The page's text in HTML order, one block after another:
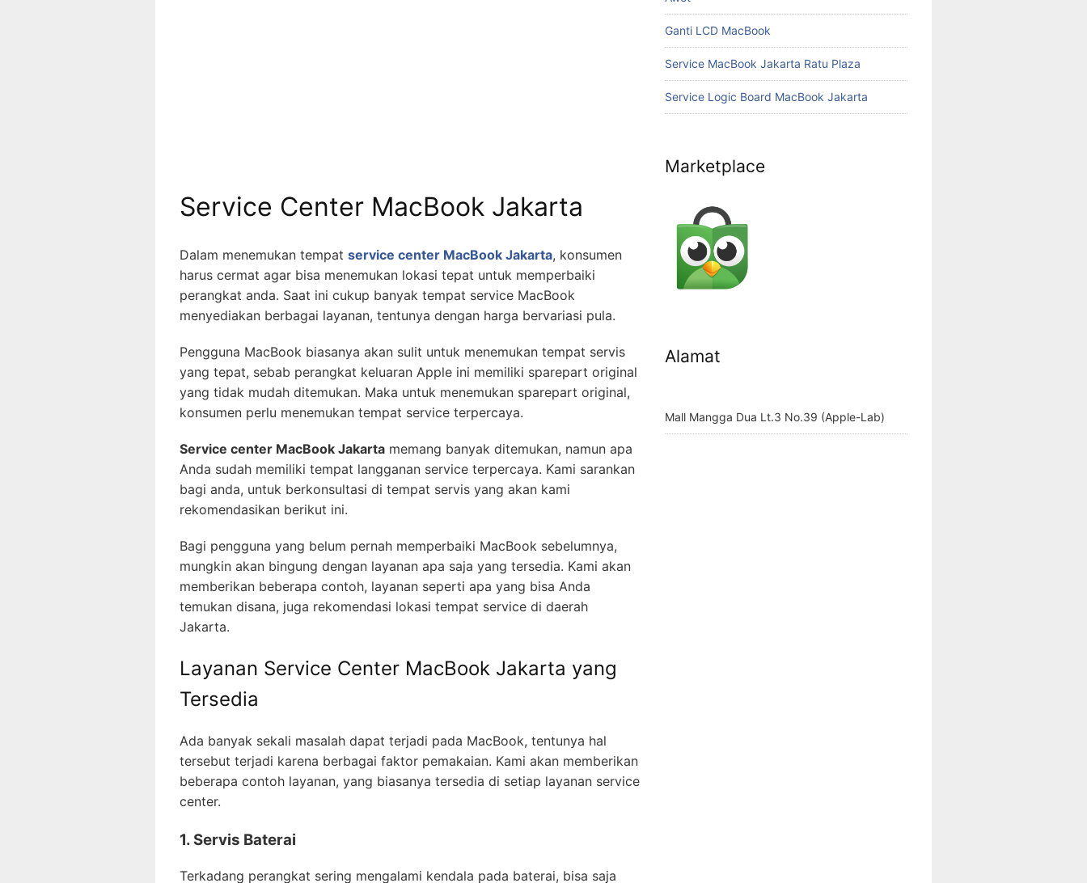
Service Center MacBook Jakarta
Dalam menemukan tempat service center MacBook Jakarta, konsumen
harus cermat agar bisa menemukan lokasi tepat untuk memperbaiki
perangkat anda. Saat ini cukup banyak tempat service MacBook
menyediakan berbagai layanan, tentunya dengan harga bervariasi pula.
Pengguna MacBook biasanya akan sulit untuk menemukan tempat servis
yang tepat, sebab perangkat keluaran Apple ini memiliki sparepart original
yang tidak mudah ditemukan. Maka untuk menemukan sparepart original,
konsumen perlu menemukan tempat service terpercaya.
Service center MacBook Jakarta memang banyak ditemukan, namun apa
Anda sudah memiliki tempat langganan service terpercaya. Kami sarankan
bagi anda, untuk berkonsultasi di tempat servis yang akan kami
rekomendasikan berikut ini.
Bagi pengguna yang belum pernah memperbaiki MacBook sebelumnya,
mungkin akan bingung dengan layanan apa saja yang tersedia. Kami akan
memberikan beberapa contoh, layanan seperti apa yang bisa Anda
temukan disana, juga rekomendasi lokasi tempat service di daerah
Jakarta.
Layanan Service Center MacBook Jakarta yang
Tersedia
Ada banyak sekali masalah dapat terjadi pada MacBook, tentunya hal
tersebut terjadi karena berbagai faktor pemakaian. Kami akan memberikan
beberapa contoh layanan, yang biasanya tersedia di setiap layanan service
center.
1. Servis Baterai
Terkadang perangkat sering mengalami kendala pada baterai, bisa saja
Ganti LCD MacBook
Service MacBook Jakarta Ratu Plaza
Service Logic Board MacBook Jakarta
Marketplace
Alamat
Mall Mangga Dua Lt.3 No.39 (Apple-Lab)